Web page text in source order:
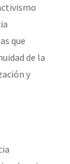
que
de la
y